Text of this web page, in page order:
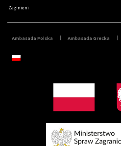
Zaginieni
Ambasada Polska Ambasada Grecka